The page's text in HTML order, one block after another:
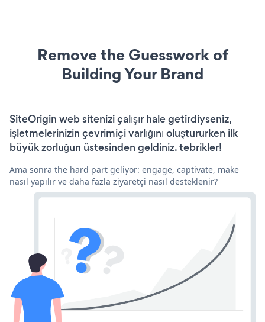
Remove the Guesswork of
Building Your Brand
SiteOrigin web sitenizi çalışır hale getirdiyseniz,
işletmelerinizin çevrimiçi varlığını oluştururken ilk
büyük zorluğun üstesinden geldiniz. tebrikler!
Ama sonra the hard part geliyor: engage, captivate, make
nasıl yapılır ve daha fazla ziyaretçi nasıl desteklenir?